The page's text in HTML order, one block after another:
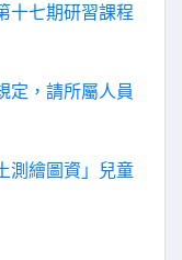
十七期研習課程
定，請所屬人員
測繪圖資」兒童